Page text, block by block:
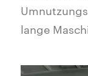
lange